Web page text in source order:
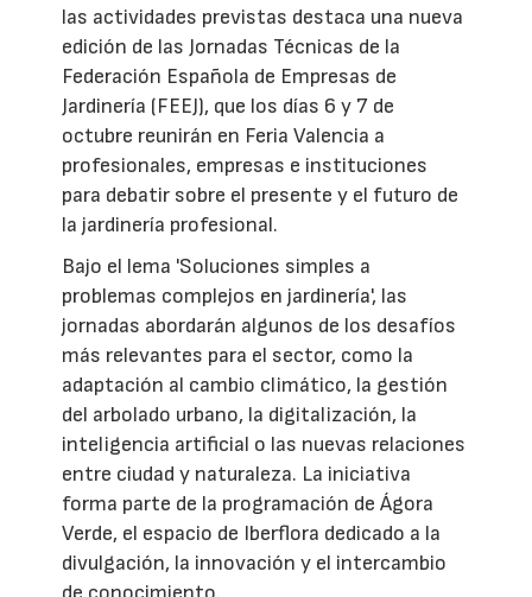
las actividades previstas destaca una nueva
edición de las Jornadas Técnicas de la
Federación Española de Empresas de
Jardinería (FEEJ), que los días 6 y 7 de
octubre reunirán en Feria Valencia a
profesionales, empresas e instituciones
para debatir sobre el presente y el futuro de
la jardinería profesional.
Bajo el lema 'Soluciones simples a
problemas complejos en jardinería', las
jornadas abordarán algunos de los desafíos
más relevantes para el sector, como la
adaptación al cambio climático, la gestión
del arbolado urbano, la digitalización, la
inteligencia artificial o las nuevas relaciones
entre ciudad y naturaleza. La iniciativa
forma parte de la programación de Ágora
Verde, el espacio de Iberflora dedicado a la
divulgación, la innovación y el intercambio